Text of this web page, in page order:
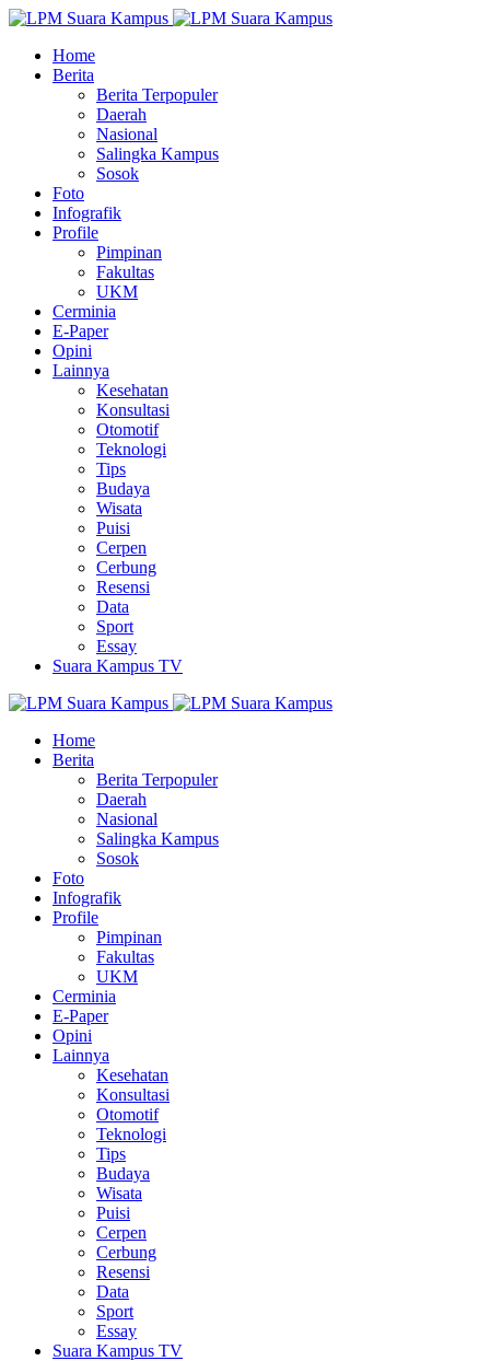
Home
Berita
Berita Terpopuler
Daerah
Nasional
Salingka Kampus
Sosok
Foto
Infografik
Profile
Pimpinan
Fakultas
UKM
Cerminia
E-Paper
Opini
Lainnya
Kesehatan
Konsultasi
Otomotif
Teknologi
Tips
Budaya
Wisata
Puisi
Cerpen
Cerbung
Resensi
Data
Sport
Essay
Suara Kampus TV
Home
Berita
Berita Terpopuler
Daerah
Nasional
Salingka Kampus
Sosok
Foto
Infografik
Profile
Pimpinan
Fakultas
UKM
Cerminia
E-Paper
Opini
Lainnya
Kesehatan
Konsultasi
Otomotif
Teknologi
Tips
Budaya
Wisata
Puisi
Cerpen
Cerbung
Resensi
Data
Sport
Essay
Suara Kampus TV